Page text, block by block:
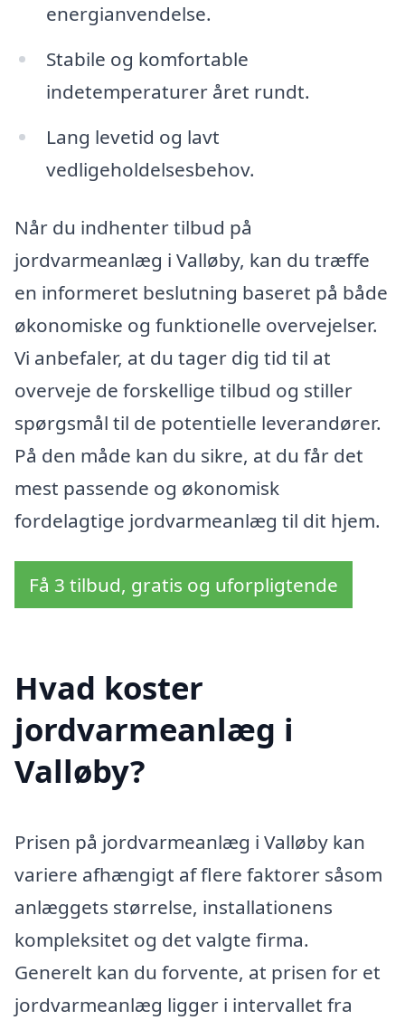
energianvendelse.
Stabile og komfortable
indetemperaturer året rundt.
Lang levetid og lavt
vedligeholdelsesbehov.
Når du indhenter tilbud på
jordvarmeanlæg i Valløby, kan du træffe
en informeret beslutning baseret på både
økonomiske og funktionelle overvejelser.
Vi anbefaler, at du tager dig tid til at
overveje de forskellige tilbud og stiller
spørgsmål til de potentielle leverandører.
På den måde kan du sikre, at du får det
mest passende og økonomisk
fordelagtige jordvarmeanlæg til dit hjem.
Få 3 tilbud, gratis og uforpligtende
Hvad koster
jordvarmeanlæg i
Valløby?
Prisen på jordvarmeanlæg i Valløby kan
variere afhængigt af flere faktorer såsom
anlæggets størrelse, installationens
kompleksitet og det valgte firma.
Generelt kan du forvente, at prisen for et
jordvarmeanlæg ligger i intervallet fra